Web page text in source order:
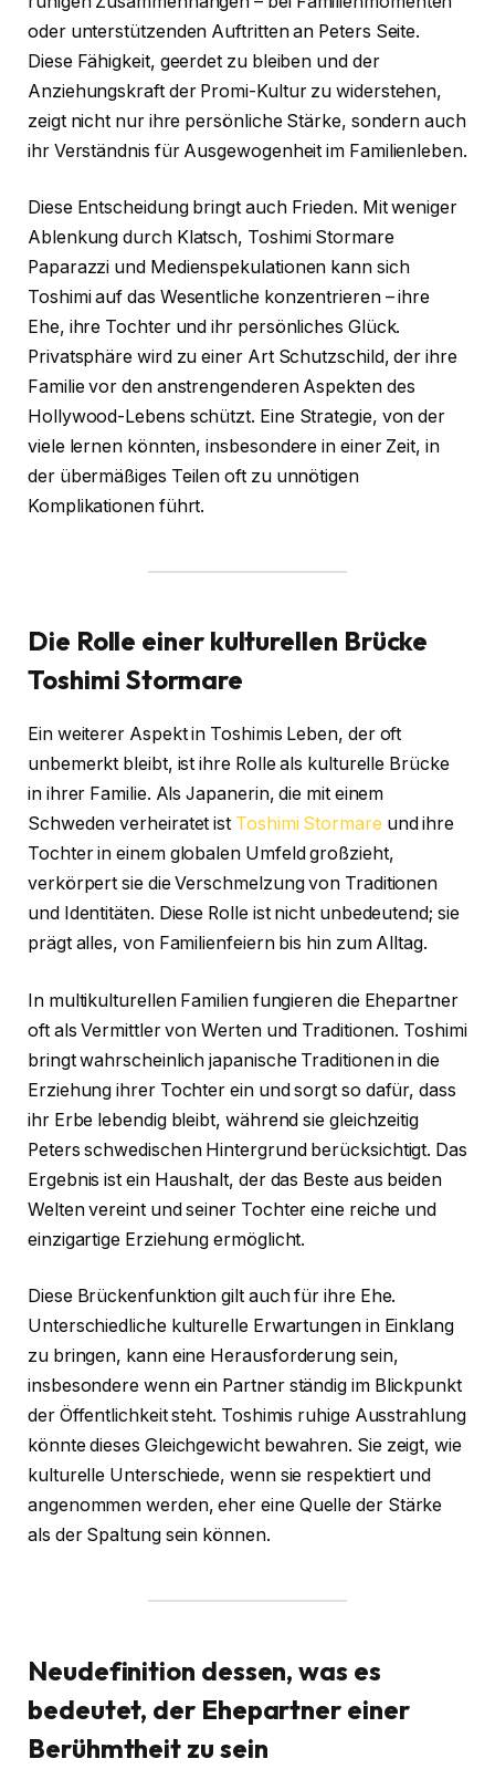
oder unterstützenden Auftritten an Peters Seite.
Diese Fähigkeit, geerdet zu bleiben und der
Anziehungskraft der Promi-Kultur zu widerstehen,
zeigt nicht nur ihre persönliche Stärke, sondern auch
ihr Verständnis für Ausgewogenheit im Familienleben.
Diese Entscheidung bringt auch Frieden. Mit weniger
Ablenkung durch Klatsch, Toshimi Stormare
Paparazzi und Medienspekulationen kann sich
Toshimi auf das Wesentliche konzentrieren – ihre
Ehe, ihre Tochter und ihr persönliches Glück.
Privatsphäre wird zu einer Art Schutzschild, der ihre
Familie vor den anstrengenderen Aspekten des
Hollywood-Lebens schützt. Eine Strategie, von der
viele lernen könnten, insbesondere in einer Zeit, in
der übermäßiges Teilen oft zu unnötigen
Komplikationen führt.
Die Rolle einer kulturellen Brücke
Toshimi Stormare
Ein weiterer Aspekt in Toshimis Leben, der oft
unbemerkt bleibt, ist ihre Rolle als kulturelle Brücke
in ihrer Familie. Als Japanerin, die mit einem
Schweden verheiratet ist Toshimi Stormare und ihre
Tochter in einem globalen Umfeld großzieht,
verkörpert sie die Verschmelzung von Traditionen
und Identitäten. Diese Rolle ist nicht unbedeutend; sie
prägt alles, von Familienfeiern bis hin zum Alltag.
In multikulturellen Familien fungieren die Ehepartner
oft als Vermittler von Werten und Traditionen. Toshimi
bringt wahrscheinlich japanische Traditionen in die
Erziehung ihrer Tochter ein und sorgt so dafür, dass
ihr Erbe lebendig bleibt, während sie gleichzeitig
Peters schwedischen Hintergrund berücksichtigt. Das
Ergebnis ist ein Haushalt, der das Beste aus beiden
Welten vereint und seiner Tochter eine reiche und
einzigartige Erziehung ermöglicht.
Diese Brückenfunktion gilt auch für ihre Ehe.
Unterschiedliche kulturelle Erwartungen in Einklang
zu bringen, kann eine Herausforderung sein,
insbesondere wenn ein Partner ständig im Blickpunkt
der Öffentlichkeit steht. Toshimis ruhige Ausstrahlung
könnte dieses Gleichgewicht bewahren. Sie zeigt, wie
kulturelle Unterschiede, wenn sie respektiert und
angenommen werden, eher eine Quelle der Stärke
als der Spaltung sein können.
Neudefinition dessen, was es
bedeutet, der Ehepartner einer
Berühmtheit zu sein